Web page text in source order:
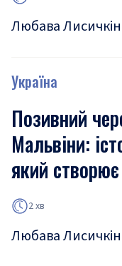
Любава
Україна
Позивний
Мальвіни:
який
2 хв
Любава